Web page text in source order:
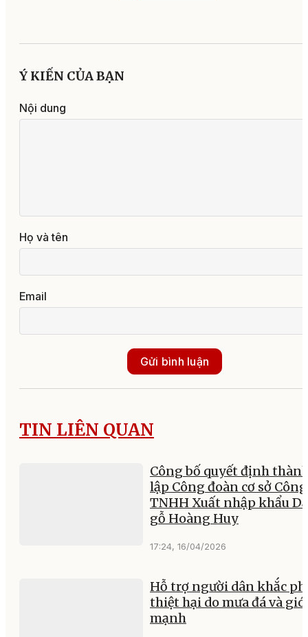
Ý KIẾN CỦA BẠN
Nội dung
Họ và tên
Email
Gửi bình luận
TIN LIÊN QUAN
Công bố quyết định
lập Công đoàn cơ sở
TNHH Xuất nhập khẩu
gỗ Hoàng Huy
17:24, 16/04/2026
Hỗ trợ người dân khắc
thiệt hại do mưa đá và gió
mạnh